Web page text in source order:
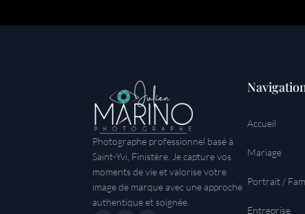
Photographe professionnel basé à
Saint-Yvi, Finistère. Je capture vos
moments de vie et valorise votre
image de marque avec une approche
authentique et soignée.
Accueil
Mariage
Portrait /
Entreprise